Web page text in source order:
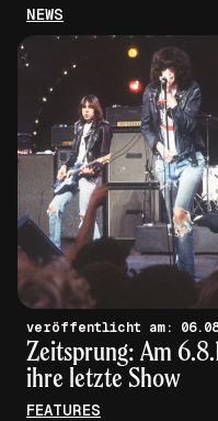
NEWS
veröffentlicht
Zeitsprung: Am
ihre letzte Show
FEATURES